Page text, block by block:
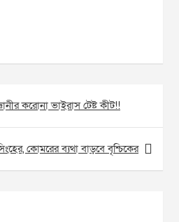
করোনা ভাইরাস টেষ্ট কীট!!
কোমরের ব্যথা বাড়বে বৃশ্চিকের